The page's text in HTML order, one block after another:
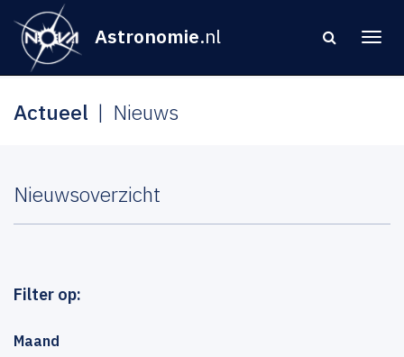
Astronomie.nl
Actueel Nieuws
Nieuwsoverzicht
Filter op:
Maand